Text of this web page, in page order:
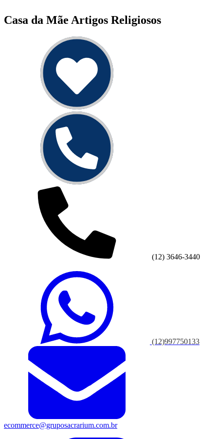
Casa da Mãe Artigos Religiosos
(12) 3646-3440
(12)997750133
ecommerce@gruposacrarium.com.br